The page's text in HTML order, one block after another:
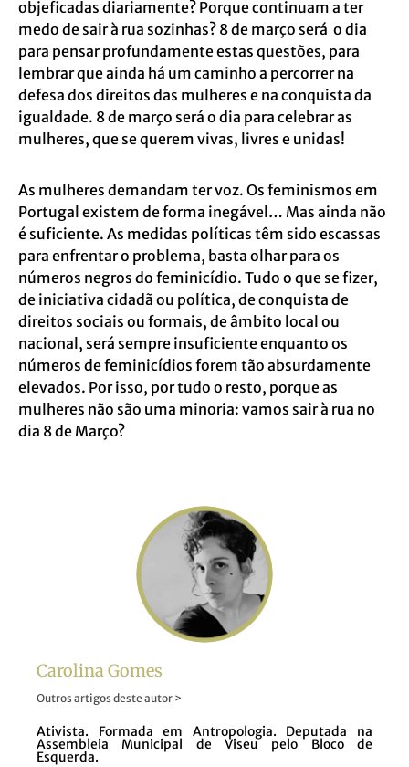
objeficadas diariamente? Porque continuam a ter
medo de sair à rua sozinhas? 8 de março será o dia
para pensar profundamente estas questões, para
lembrar que ainda há um caminho a percorrer na
defesa dos direitos das mulheres e na conquista da
igualdade. 8 de março será o dia para celebrar as
mulheres, que se querem vivas, livres e unidas!
As mulheres demandam ter voz. Os feminismos em
Portugal existem de forma inegável… Mas ainda não
é suficiente. As medidas políticas têm sido escassas
para enfrentar o problema, basta olhar para os
números negros do feminicídio. Tudo o que se fizer,
de iniciativa cidadã ou política, de conquista de
direitos sociais ou formais, de âmbito local ou
nacional, será sempre insuficiente enquanto os
números de feminicídios forem tão absurdamente
elevados. Por isso, por tudo o resto, porque as
mulheres não são uma minoria: vamos sair à rua no
dia 8 de Março?
Carolina Gomes
Outros artigos deste autor >
Ativista. Formada em Antropologia. Deputada na
Assembleia Municipal de Viseu pelo Bloco de
Esquerda.